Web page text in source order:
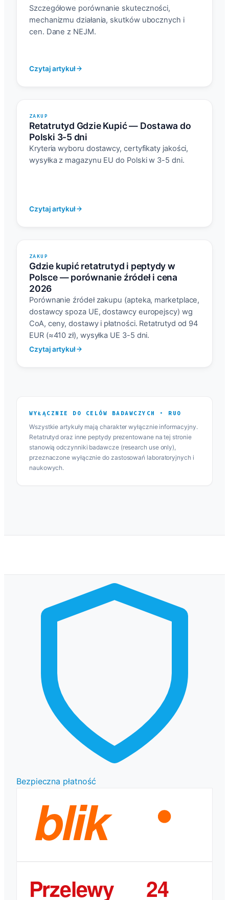
Szczegółowe porównanie skuteczności,
mechanizmu działania, skutków ubocznych i
cen. Dane z NEJM.
Czytaj artykuł
ZAKUP
Retatrutyd Gdzie Kupić — Dostawa do
Polski 3-5 dni
Kryteria wyboru dostawcy, certyfikaty jakości,
wysyłka z magazynu EU do Polski w 3-5 dni.
Czytaj artykuł
ZAKUP
Gdzie kupić retatrutyd i peptydy w
Polsce — porównanie źródeł i cena
2026
Porównanie źródeł zakupu (apteka, marketplace,
dostawcy spoza UE, dostawcy europejscy) wg
CoA, ceny, dostawy i płatności. Retatrutyd od 94
EUR (≈410 zł), wysyłka UE 3-5 dni.
Czytaj artykuł
WYŁĄCZNIE DO CELÓW BADAWCZYCH · RUO
Wszystkie artykuły mają charakter wyłącznie informacyjny.
Retatrutyd oraz inne peptydy prezentowane na tej stronie
stanowią odczynniki badawcze (research use only),
przeznaczone wyłącznie do zastosowań laboratoryjnych i
naukowych.
Bezpieczna płatność